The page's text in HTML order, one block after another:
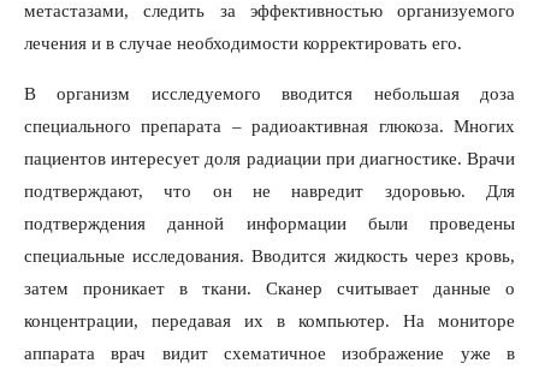
метастазами, следить за эффективностью организуемого
лечения и в случае необходимости корректировать его.
В организм исследуемого вводится небольшая доза
специального препарата – радиоактивная глюкоза. Многих
пациентов интересует доля радиации при диагностике. Врачи
подтверждают, что он не навредит здоровью. Для
подтверждения данной информации были проведены
специальные исследования. Вводится жидкость через кровь,
затем проникает в ткани. Сканер считывает данные о
концентрации, передавая их в компьютер. На мониторе
аппарата врач видит схематичное изображение уже в